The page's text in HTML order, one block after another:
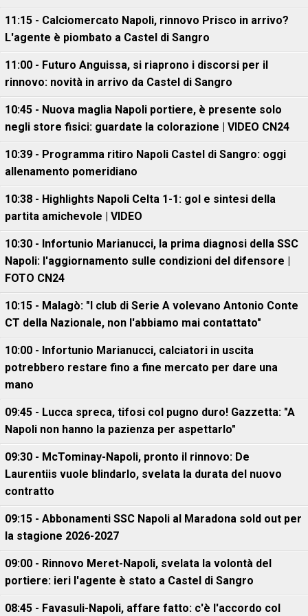
11:15 - Calciomercato Napoli, rinnovo Prisco in arrivo?
L'agente è piombato a Castel di Sangro
11:00 - Futuro Anguissa, si riaprono i discorsi per il
rinnovo: novità in arrivo da Castel di Sangro
10:45 - Nuova maglia Napoli portiere, è presente solo
negli store fisici: guardate la colorazione | VIDEO CN24
10:39 - Programma ritiro Napoli Castel di Sangro: oggi
allenamento pomeridiano
10:38 - Highlights Napoli Celta 1-1: gol e sintesi della
partita amichevole | VIDEO
10:30 - Infortunio Marianucci, la prima diagnosi della SSC
Napoli: l'aggiornamento sulle condizioni del difensore |
FOTO CN24
10:15 - Malagò: "I club di Serie A volevano Antonio Conte
CT della Nazionale, non l'abbiamo mai contattato"
10:00 - Infortunio Marianucci, calciatori in uscita
potrebbero restare fino a fine mercato per dare una
mano
09:45 - Lucca spreca, tifosi col pugno duro! Gazzetta: "A
Napoli non hanno la pazienza per aspettarlo"
09:30 - McTominay-Napoli, pronto il rinnovo: De
Laurentiis vuole blindarlo, svelata la durata del nuovo
contratto
09:15 - Abbonamenti SSC Napoli al Maradona sold out per
la stagione 2026-2027
09:00 - Rinnovo Meret-Napoli, svelata la volontà del
portiere: ieri l'agente è stato a Castel di Sangro
08:45 - Favasuli-Napoli, affare fatto: c'è l'accordo col